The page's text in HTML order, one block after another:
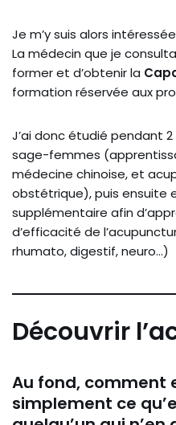
Je m’y suis alors
La médecin que je
former et d’obtenir la
formation réservée aux
J’ai donc étudié pendant
sage-femmes
médecine chinoise, et
obstétrique), puis ensuite
supplémentaire afin
d’efficacité de
rhumato, digestif, neuro…)
Découvrir
Au fond, comment
simplement ce